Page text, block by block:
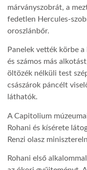
márványszobrát, a
fedetlen Hercules-
oroszlánbőr.
Panelek vették körbe
és számos más
öltözék nélküli test
császárok páncélt
láthatók.
A Capitolium
Rohani és kísérete
Renzi olasz
Rohani első